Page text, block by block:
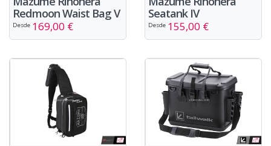
Redmoon Waist Bag V
Desde 169,00 €
Seatank IV
Desde 155,00 €